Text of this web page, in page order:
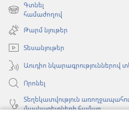
նոր
պատուհան)
Գտնել
համաժողով
(բացվում
նոր
պատուհան)
Թարմ նյութեր
Տեսանյութեր
Աուդիո նկարագրություններով
Որոնել
Տեղեկատվություն
մասնագետների համար